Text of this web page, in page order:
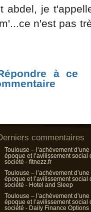
abdel, je
n'est pas
commentaires
Toulouse – l’achèvement d’une
époque et l’avilissement social
société - fitnezz.fr
Toulouse – l’achèvement d’une
époque et l’avilissement social
société - Hotel and Sleep
Toulouse – l’achèvement d’une
époque et l’avilissement social
société - Daily Finance Options